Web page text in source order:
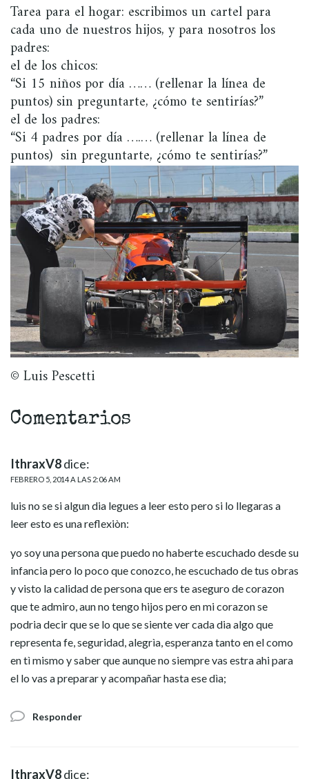
Tarea para el hogar: escribimos un cartel para
cada uno de nuestros hijos, y para nosotros los
padres:
el de los chicos:
“Si 15 niños por día …… (rellenar la línea de
puntos) sin preguntarte, ¿cómo te sentirías?”
el de los padres:
“Si 4 padres por día ….… (rellenar la línea de
puntos) sin preguntarte, ¿cómo te sentirías?”
© Luis Pescetti
Comentarios
IthraxV8dice:
FEBRERO 5, 2014 A LAS 2:06 AM
luis no se si algun dia legues a leer esto pero si lo llegaras a
leer esto es una reflexiòn:
yo soy una persona que puedo no haberte escuchado desde su
infancia pero lo poco que conozco, he escuchado de tus obras
y visto la calidad de persona que ers te aseguro de corazon
que te admiro, aun no tengo hijos pero en mi corazon se
podria decir que se lo que se siente ver cada dia algo que
representa fe, seguridad, alegrìa, esperanza tanto en el como
en tì mismo y saber que aunque no siempre vas estra ahi para
el lo vas a preparar y acompañar hasta ese dìa;
Responder
IthraxV8dice: